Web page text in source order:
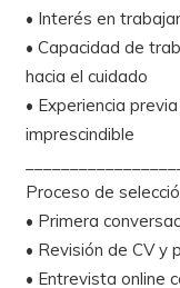
• Interés en
• Capacidad de
hacia el cuidado
• Experiencia
imprescindible
Proceso de
• Primera
• Revisión de CV y
• Entrevista online